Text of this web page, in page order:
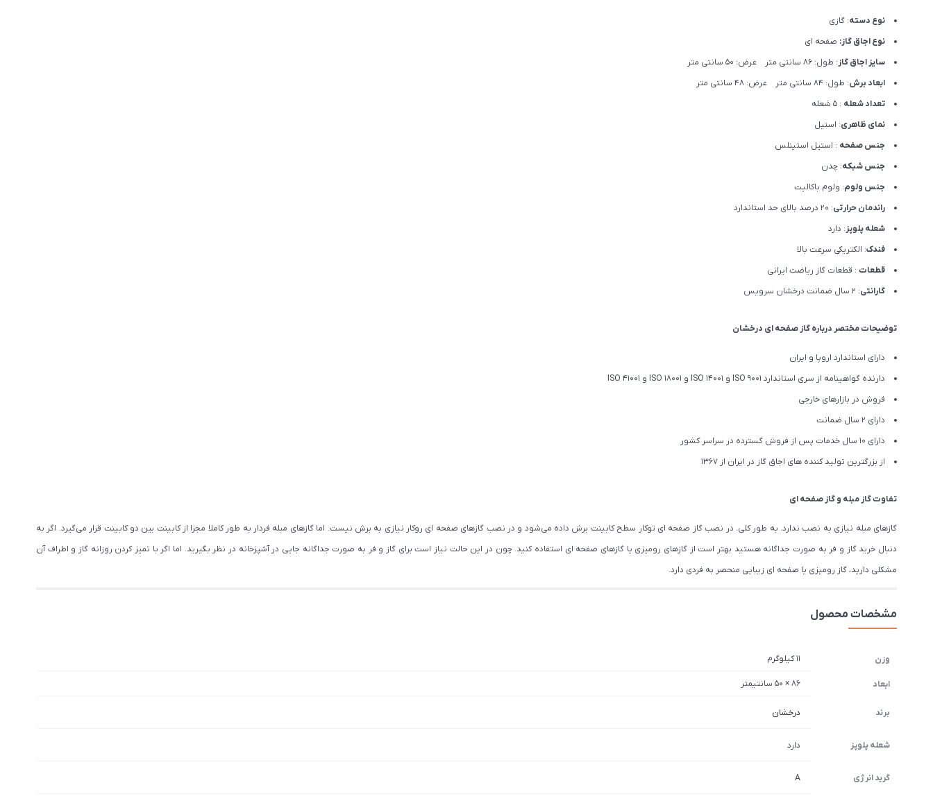
نوع دسته: گازی
نوع اجاق گاز: صفحه ای
سایز اجاق گاز: طول: 86 سانتی متر عرض: 50 سانتی متر
ابعاد برش: طول: 84 سانتی متر عرض: 48 سانتی متر
تعداد شعله : 5 شعله
نمای ظاهری: استیل
جنس صفحه : استیل استینلس
جنس شبکه: چدن
جنس ولوم: ولوم باکالیت
راندمان حرارتی: 20 درصد بالای حد استاندارد
شعله پلوپز: دارد
فندک: الکتریکی سرعت بالا
قطعات : قطعات گاز ریاضت ایرانی
گارانتی: 2 سال ضمانت درخشان سرویس
توضیحات مختصر درباره گاز صفحه ای درخشان
دارای استاندارد اروپا و ایران
دارنده گواهینامه از سری استاندارد ISO 9001 و ISO 14001 و ISO 18001 و ISO 41001
فروش در بازارهای خارجی
دارای 2 سال ضمانت
دارای 10 سال خدمات پس از فروش گسترده در سراسر کشور
از بزرگترین تولید کننده های اجاق گاز در ایران از 1367
تفاوت گاز مبله و گاز صفحه ای
گازهای مبله نیازی به نصب ندارد. به طور کلی. در نصب گاز صفحه ای توکار سطح کابینت برش داده می‌شود و در نصب گازهای صفحه ای روکار نیازی به برش نیست. اما گازهای مبله فردار به طور کاملا مجزا از کابینت بین دو کابینت قرار می‌گیرد. اگر به
دنبال خرید گاز و فر به صورت جداگانه هستید بهتر است از گازهای رومیزی یا گازهای صفحه ای استفاده کنید. چون در این حالت نیاز است برای گاز و فر به صورت جداگانه جایی در آشپزخانه در نظر بگیرید. اما اگر با تمیز کردن روزانه گاز و اطراف آن
مشکلی دارید، گاز رومیزی یا صفحه ای زیبایی منحصر به فردی دارد.
مشخصات محصول
وزن 11 کیلوگرم
ابعاد 86 × 50 سانتیمتر
برند درخشان
شعله پلوپز دارد
گرید انرژی A